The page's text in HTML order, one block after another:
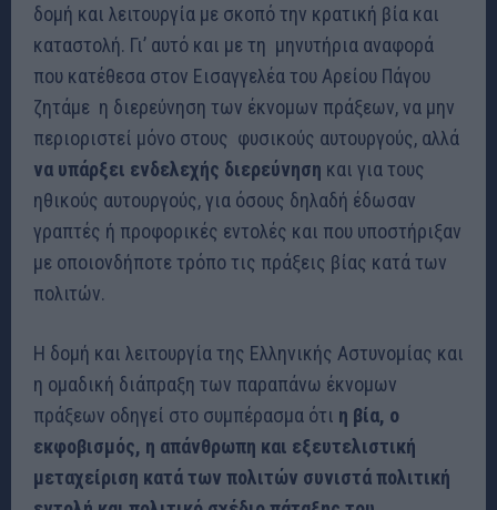
δομή και λειτουργία με σκοπό την κρατική βία και
καταστολή. Γι’ αυτό και με τη μηνυτήρια αναφορά
που κατέθεσα στον Εισαγγελέα του Αρείου Πάγου
ζητάμε η διερεύνηση των έκνομων πράξεων, να μην
περιοριστεί μόνο στους φυσικούς αυτουργούς, αλλά
να υπάρξει ενδελεχής διερεύνηση και για τους
ηθικούς αυτουργούς, για όσους δηλαδή έδωσαν
γραπτές ή προφορικές εντολές και που υποστήριξαν
με οποιονδήποτε τρόπο τις πράξεις βίας κατά των
πολιτών.
Η δομή και λειτουργία της Ελληνικής Αστυνομίας και
η ομαδική διάπραξη των παραπάνω έκνομων
πράξεων οδηγεί στο συμπέρασμα ότι η βία, ο
εκφοβισμός, η απάνθρωπη και εξευτελιστική
μεταχείριση κατά των πολιτών συνιστά πολιτική